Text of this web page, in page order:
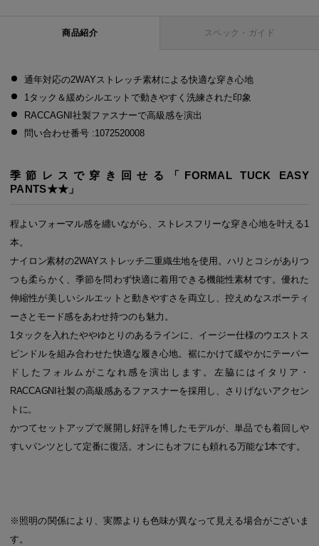
商品紹介 スペック・ガイド
通年対応の2WAYストレッチ素材による快適な穿き心地
1タック＆緩めシルエットで動きやすく洗練された印象
RACCAGNI社製ファスナーで高級感を演出
問い合わせ番号 :1072520008
季節レスで穿き回せる「FORMAL TUCK EASY
PANTS★★」
程よいフォーマル感を纏いながら、ストレスフリーな穿き心地を叶える1
本。
ナイロン素材の2WAYストレッチ二重織生地を使用。ハリとコシがありつ
つも柔らかく、季節を問わず快適に着用できる機能性素材です。優れた
伸縮性が美しいシルエットと動きやすさを両立し、控えめなスポーティ
ーさとモード感をあわせ持つのも魅力。
1タックを入れたややゆとりのあるラインに、イージー仕様のウエストス
ピンドルを組み合わせた快適な履き心地。裾にかけて緩やかにテーパー
ドしたフォルムがこなれ感を演出します。左脇にはイタリア・
RACCAGNI社製の高級感あるファスナーを採用し、さりげないアクセン
トに。
かつてセットアップで展開し好評を博したモデルが、単品でも着回しや
すいパンツとして定番に復活。オンにもオフにも頼れる万能な1本です。
※照明の関係により、実際よりも色味が異なって見える場合がございま
す。